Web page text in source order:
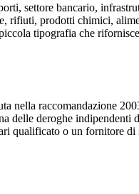
settore bancario,
rifiuti, prodotti chimici,
tipografia che
nella raccomandazione
delle deroghe
qualificato o un fornitore